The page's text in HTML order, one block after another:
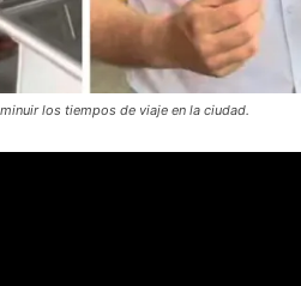
los tiempos de viaje en la ciudad.